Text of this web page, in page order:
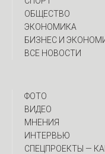
ОБЩЕСТВО
ЭКОНОМИКА
БИЗНЕС И
ВСЕ НОВОСТИ
ФОТО
ВИДЕО
МНЕНИЯ
ИНТЕРВЬЮ
CПЕЦПРОЕКТЫ —